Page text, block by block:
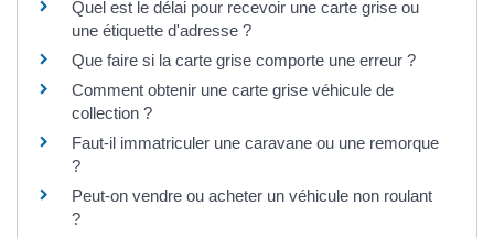
Quel est le délai pour recevoir une carte grise ou
une étiquette d'adresse ?
Que faire si la carte grise comporte une erreur ?
Comment obtenir une carte grise véhicule de
collection ?
Faut-il immatriculer une caravane ou une remorque
?
Peut-on vendre ou acheter un véhicule non roulant
?